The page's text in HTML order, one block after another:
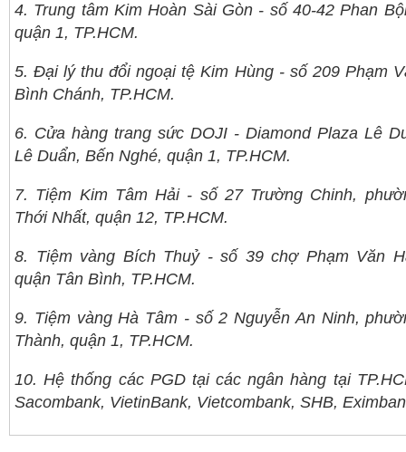
4. Trung tâm Kim Hoàn Sài Gòn - số 40-42 Phan
quận 1, TP.HCM.
5. Đại lý thu đổi ngoại tệ Kim Hùng - số 209 Phạm
Bình Chánh, TP.HCM.
6. Cửa hàng trang sức DOJI - Diamond Plaza Lê
Lê Duẩn, Bến Nghé, quận 1, TP.HCM.
7. Tiệm Kim Tâm Hải - số 27 Trường Chinh,
Thới Nhất, quận 12, TP.HCM.
8. Tiệm vàng Bích Thuỷ - số 39 chợ Phạm Văn
quận Tân Bình, TP.HCM.
9. Tiệm vàng Hà Tâm - số 2 Nguyễn An Ninh,
Thành, quận 1, TP.HCM.
10. Hệ thống các PGD tại các ngân hàng tại
Sacombank, VietinBank, Vietcombank, SHB,